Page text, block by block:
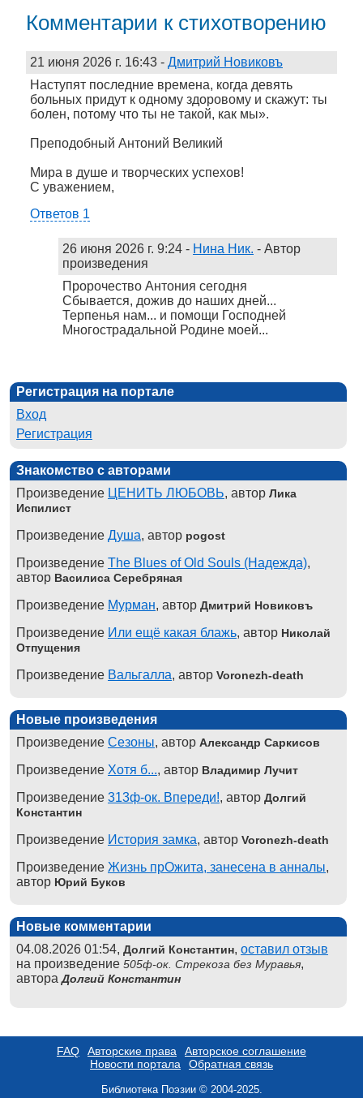
Комментарии к стихотворению
21 июня 2026 г. 16:43 - Дмитрий Новиковъ
Наступят последние времена, когда девять
больных придут к одному здоровому и скажут: ты
болен, потому что ты не такой, как мы».
Преподобный Антоний Великий
Мира в душе и творческих успехов!
С уважением,
Ответов 1
26 июня 2026 г. 9:24 - Нина Ник. - Автор
произведения
Пророчество Антония сегодня
Сбывается, дожив до наших дней...
Терпенья нам... и помощи Господней
Многострадальной Родине моей...
Регистрация на портале
Вход
Регистрация
Знакомство с авторами
Произведение ЦЕНИТЬ ЛЮБОВЬ, автор Лика
Испилист
Произведение Душа, автор pogost
Произведение The Blues of Old Souls (Надежда),
автор Василиса Серебряная
Произведение Мурман, автор Дмитрий Новиковъ
Произведение Или ещё какая блажь, автор Николай
Отпущения
Произведение Вальгалла, автор Voronezh-death
Новые произведения
Произведение Сезоны, автор Александр Саркисов
Произведение Хотя б..., автор Владимир Лучит
Произведение 313ф-ок. Впереди!, автор Долгий
Константин
Произведение История замка, автор Voronezh-death
Произведение Жизнь прОжита, занесена в анналы,
автор Юрий Буков
Новые комментарии
04.08.2026 01:54, Долгий Константин, оставил отзыв
на произведение 505ф-ок. Стрекоза без Муравья,
автораДолгий Константин
FAQ Авторские права
Авторское соглашение
Новости портала
Обратная связь
Библиотека Поэзии © 2004-2025.